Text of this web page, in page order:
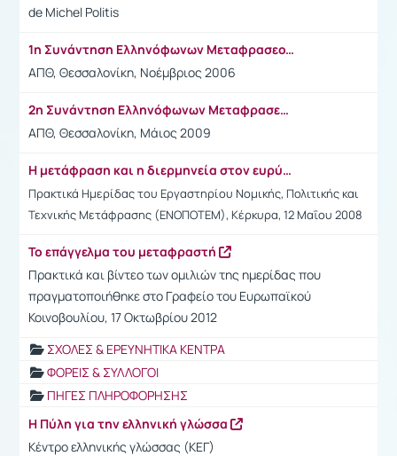
de Michel Politis
1η Συνάντηση Ελληνόφωνων Μεταφρασεολόγων
ΑΠΘ, Θεσσαλονίκη, Νοέμβριος 2006
2η Συνάντηση Ελληνόφωνων Μεταφρασεολόγων
ΑΠΘ, Θεσσαλονίκη, Μάιος 2009
Η μετάφραση και η διερμηνεία στον ευρύτερο δημόσιο τομέα
Πρακτικά Ημερίδας του Εργαστηρίου Νομικής, Πολιτικής και
Τεχνικής Μετάφρασης (ΕΝΟΠΟΤΕΜ), Κέρκυρα, 12 Μαΐου 2008
Το επάγγελμα του μεταφραστή
Πρακτικά και βίντεο των ομιλιών της ημερίδας που
πραγματοποιήθηκε στο Γραφείο του Ευρωπαϊκού
Κοινοβουλίου, 17 Οκτωβρίου 2012
ΣΧΟΛΕΣ & ΕΡΕΥΝΗΤΙΚΑ ΚΕΝΤΡΑ
ΦΟΡΕΙΣ & ΣΥΛΛΟΓΟΙ
ΠΗΓΕΣ ΠΛΗΡΟΦΟΡΗΣΗΣ
Η Πύλη για την ελληνική γλώσσα
Κέντρο ελληνικής γλώσσας (ΚΕΓ)